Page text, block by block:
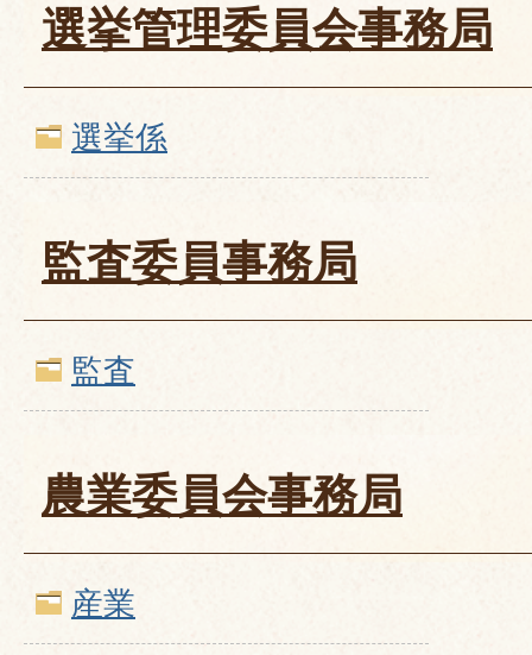
選挙管理委員会事務局
選挙係
監査委員事務局
監査
農業委員会事務局
産業